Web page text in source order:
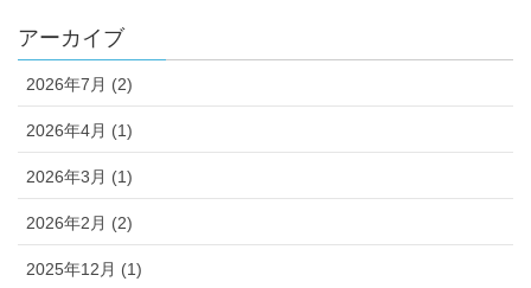
アーカイブ
2026年7月 (2)
2026年4月 (1)
2026年3月 (1)
2026年2月 (2)
2025年12月 (1)